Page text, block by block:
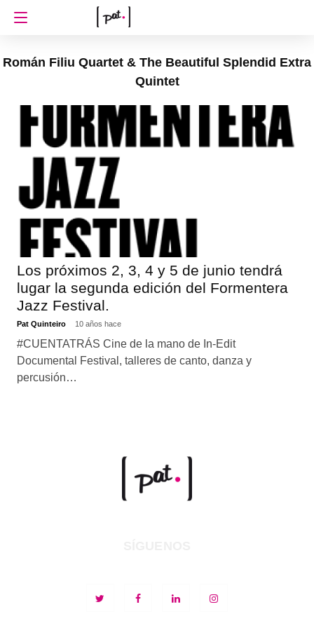
Román Filiu Quartet & The Beautiful Splendid Extra
Quintet
Los próximos 2, 3, 4 y 5 de junio tendrá
lugar la segunda edición del Formentera
Jazz Festival.
Pat Quinteiro 10 años hace
#CUENTATRÁS Cine de la mano de In-Edit
Documental Festival, talleres de canto, danza y
percusión…